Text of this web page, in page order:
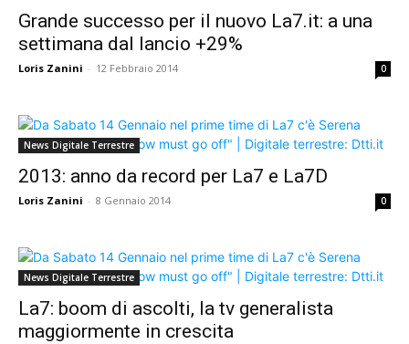
Grande successo per il nuovo La7.it: a una
settimana dal lancio +29%
Loris Zanini - 12 Febbraio 2014 0
News Digitale Terrestre
2013: anno da record per La7 e La7D
Loris Zanini - 8 Gennaio 2014 0
News Digitale Terrestre
La7: boom di ascolti, la tv generalista
maggiormente in crescita